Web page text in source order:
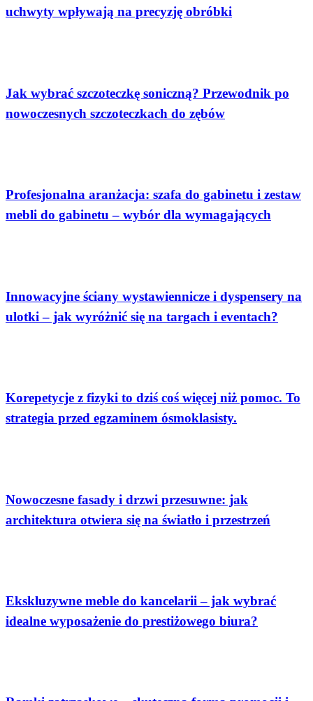
uchwyty wpływają na precyzję obróbki
Jak wybrać szczoteczkę soniczną? Przewodnik po
nowoczesnych szczoteczkach do zębów
Profesjonalna aranżacja: szafa do gabinetu i zestaw
mebli do gabinetu – wybór dla wymagających
Innowacyjne ściany wystawiennicze i dyspensery na
ulotki – jak wyróżnić się na targach i eventach?
Korepetycje z fizyki to dziś coś więcej niż pomoc. To
strategia przed egzaminem ósmoklasisty.
Nowoczesne fasady i drzwi przesuwne: jak
architektura otwiera się na światło i przestrzeń
Ekskluzywne meble do kancelarii – jak wybrać
idealne wyposażenie do prestiżowego biura?